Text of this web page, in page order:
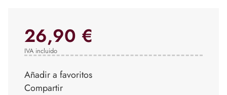
26,90 €
IVA incluido
Añadir a favoritos
Compartir